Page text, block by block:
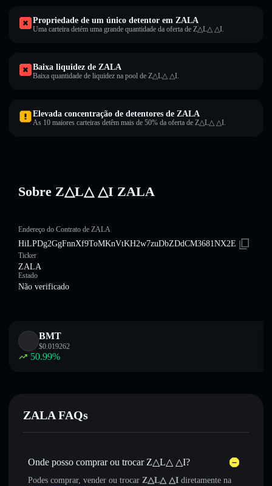
Propriedade de um único detentor em ZALA
Uma carteira detém uma grande quantidade da oferta de Z△L△ △I.
Baixa liquidez de ZALA
Baixa quantidade de liquidez na pool de Z△L△ △I.
Elevada concentração de detentores de ZALA
As 10 maiores carteiras detêm mais de 50% da oferta de Z△L△ △I.
Sobre Z△L△ △I ZALA
Endereço do Contrato de ZALA
HiLPDg2GgFnnXf9ToMKnVtKH2w7zuDbZDdCM3681NX2E
Ticker
ZALA
Estado
Não verificado
BMT
$0.019262
50.99%
ZALA FAQs
Onde posso comprar ou trocar Z△L△ △I?
Podes comprar, vender ou trocar Z△L△ △I diretamente na